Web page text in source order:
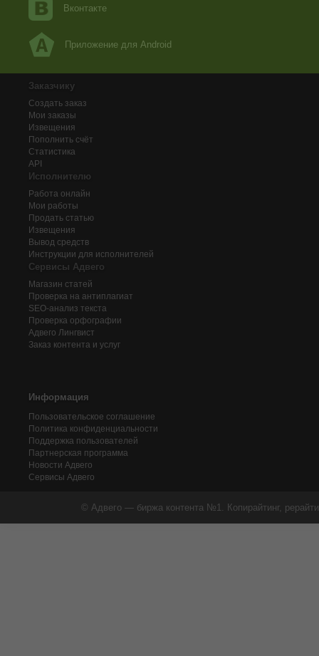
Вконтакте
Приложение для Android
Заказчику
Создать заказ
Мои заказы
Извещения
Пополнить счёт
Статистика
API
Исполнителю
Работа онлайн
Мои работы
Продать статью
Извещения
Вывод средств
Инструкции для исполнителей
Сервисы Адвего
Магазин статей
Проверка на антиплагиат
SEO-анализ текста
Проверка орфографии
Адвего Лингвист
Заказ контента и услуг
Информация
Пользовательское соглашение
Политика конфиденциальности
Поддержка пользователей
Партнерская программа
Новости Адвего
Сервисы Адвего
© Адвего — биржа контента №1. Копирайтинг,